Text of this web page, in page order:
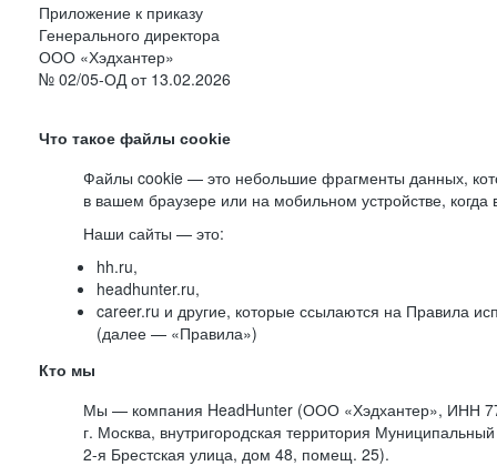
Приложение к приказу
Генерального директора
ООО «Хэдхантер»
№ 02/05-ОД от 13.02.2026
Что такое файлы cookie
Файлы cookie — это небольшие фрагменты данных,
в вашем браузере или на мобильном устройстве,
Наши сайты — это:
hh.ru,
headhunter.ru,
career.ru и другие, которые ссылаются на Правила
(далее — «Правила»)
Кто мы
Мы — компания HeadHunter (ООО «Хэдхантер», ИНН
г. Москва, внутригородская территория Муниципальный
2-я Брестская улица, дом 48, помещ. 25).